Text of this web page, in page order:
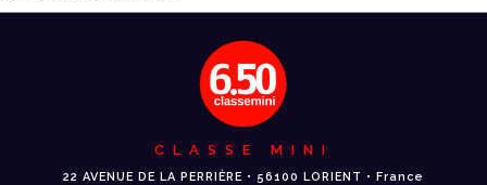
CLASSE MINI
22 AVENUE DE LA PERRIÈRE • 56100 LORIENT • France